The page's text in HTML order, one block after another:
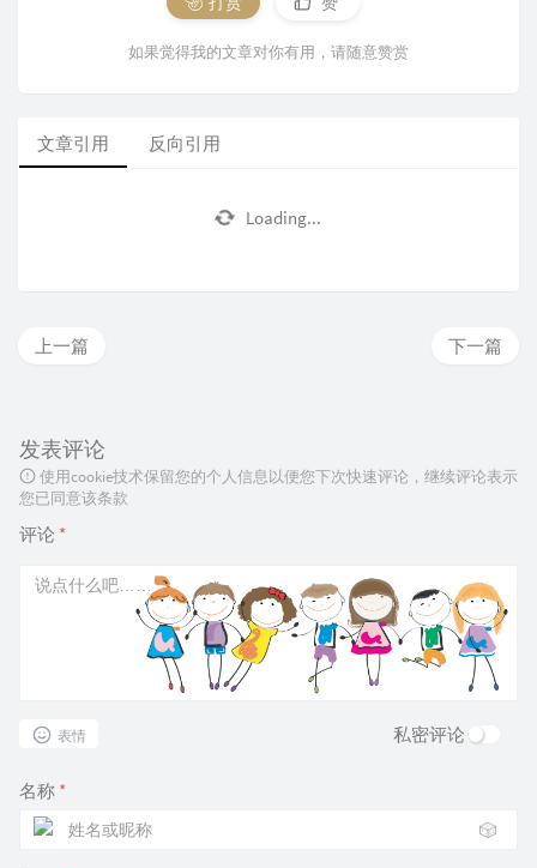
如果觉得我的文章对你有用，请随意赞赏
文章引用 反向引用
Loading...
下一篇
上一篇
发表评论
使用cookie技术保留您的个人信息以便您下次快速评论，继续评论表示
您已同意该条款
评论 *
表情 私密评论
名称 *
🎲